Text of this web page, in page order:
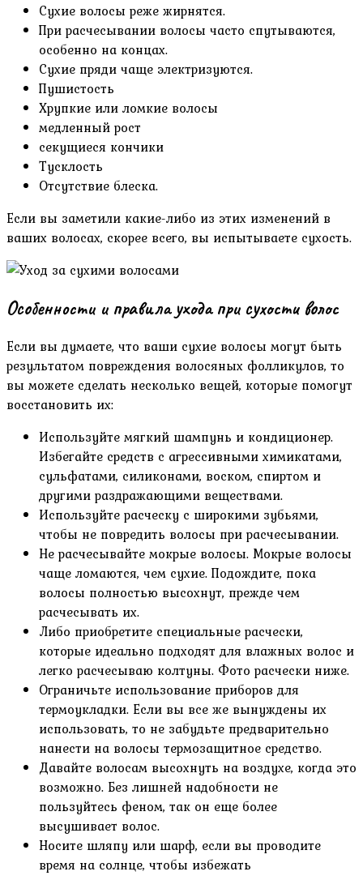
Сухие волосы реже жирнятся.
При расчесывании волосы часто спутываются,
особенно на концах.
Сухие пряди чаще электризуются.
Пушистость
Хрупкие или ломкие волосы
медленный рост
секущиеся кончики
Тусклость
Отсутствие блеска.
Если вы заметили какие-либо из этих изменений в
ваших волосах, скорее всего, вы испытываете сухость.
Особенности и правила ухода при сухости волос
Если вы думаете, что ваши сухие волосы могут быть
результатом повреждения волосяных фолликулов, то
вы можете сделать несколько вещей, которые помогут
восстановить их:
Используйте мягкий шампунь и кондиционер.
Избегайте средств с агрессивными химикатами,
сульфатами, силиконами, воском, спиртом и
другими раздражающими веществами.
Используйте расческу с широкими зубьями,
чтобы не повредить волосы при расчесывании.
Не расчесывайте мокрые волосы. Мокрые волосы
чаще ломаются, чем сухие. Подождите, пока
волосы полностью высохнут, прежде чем
расчесывать их.
Либо приобретите специальные расчески,
которые идеально подходят для влажных волос и
легко расчесываю колтуны. Фото расчески ниже.
Ограничьте использование приборов для
термоукладки. Если вы все же вынуждены их
использовать, то не забудьте предварительно
нанести на волосы термозащитное средство.
Давайте волосам высохнуть на воздухе, когда это
возможно. Без лишней надобности не
пользуйтесь феном, так он еще более
высушивает волос.
Носите шляпу или шарф, если вы проводите
время на солнце, чтобы избежать